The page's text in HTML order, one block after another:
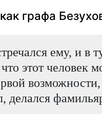
графа
ему, и в
этот человек
возможности,
делался